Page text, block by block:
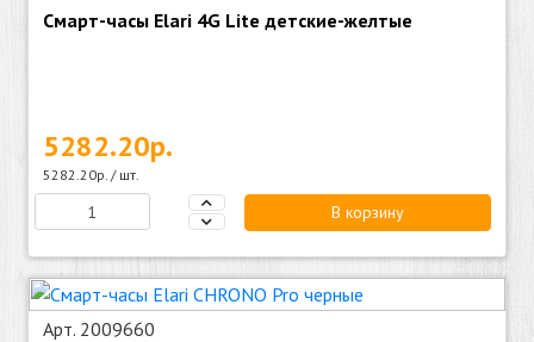
Смарт-часы Elari 4G Lite детские-желтые
5282.20р.
5282.20р. / шт.
В корзину
Арт. 2009660